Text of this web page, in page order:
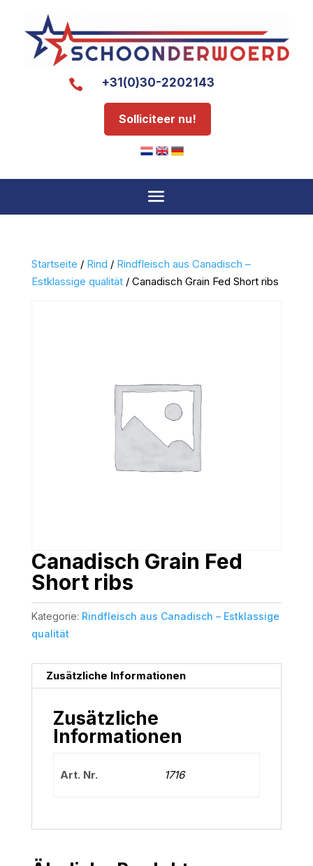
 +31(0)30-2202143
Solliciteer nu!
Startseite / Rind / Rindfleisch aus Canadisch –
Estklassige qualität/ Canadisch Grain Fed Short ribs
Canadisch Grain Fed
Short ribs
Kategorie: Rindfleisch aus Canadisch – Estklassige
qualität
Zusätzliche Informationen
Zusätzliche
Informationen
Art. Nr. 1716